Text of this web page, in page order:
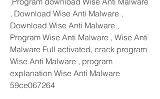
, Download Wise Anti Malware ,
Download Wise Anti Malware ,
Program Wise Anti Malware , Wise Anti
Malware Full activated, crack program
Wise Anti Malware , program
explanation Wise Anti Malware
59ce067264